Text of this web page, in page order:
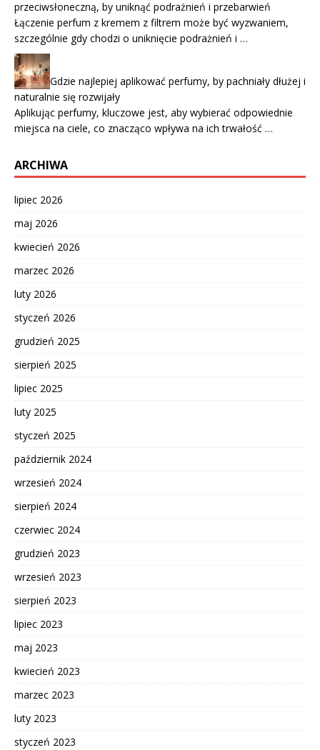
przeciwsłoneczną, by uniknąć podrażnień i przebarwień
Łączenie perfum z kremem z filtrem może być wyzwaniem,
szczególnie gdy chodzi o uniknięcie podrażnień i …
Gdzie najlepiej aplikować perfumy, by pachniały dłużej i
naturalnie się rozwijały
Aplikując perfumy, kluczowe jest, aby wybierać odpowiednie
miejsca na ciele, co znacząco wpływa na ich trwałość …
ARCHIWA
lipiec 2026
maj 2026
kwiecień 2026
marzec 2026
luty 2026
styczeń 2026
grudzień 2025
sierpień 2025
lipiec 2025
luty 2025
styczeń 2025
październik 2024
wrzesień 2024
sierpień 2024
czerwiec 2024
grudzień 2023
wrzesień 2023
sierpień 2023
lipiec 2023
maj 2023
kwiecień 2023
marzec 2023
luty 2023
styczeń 2023